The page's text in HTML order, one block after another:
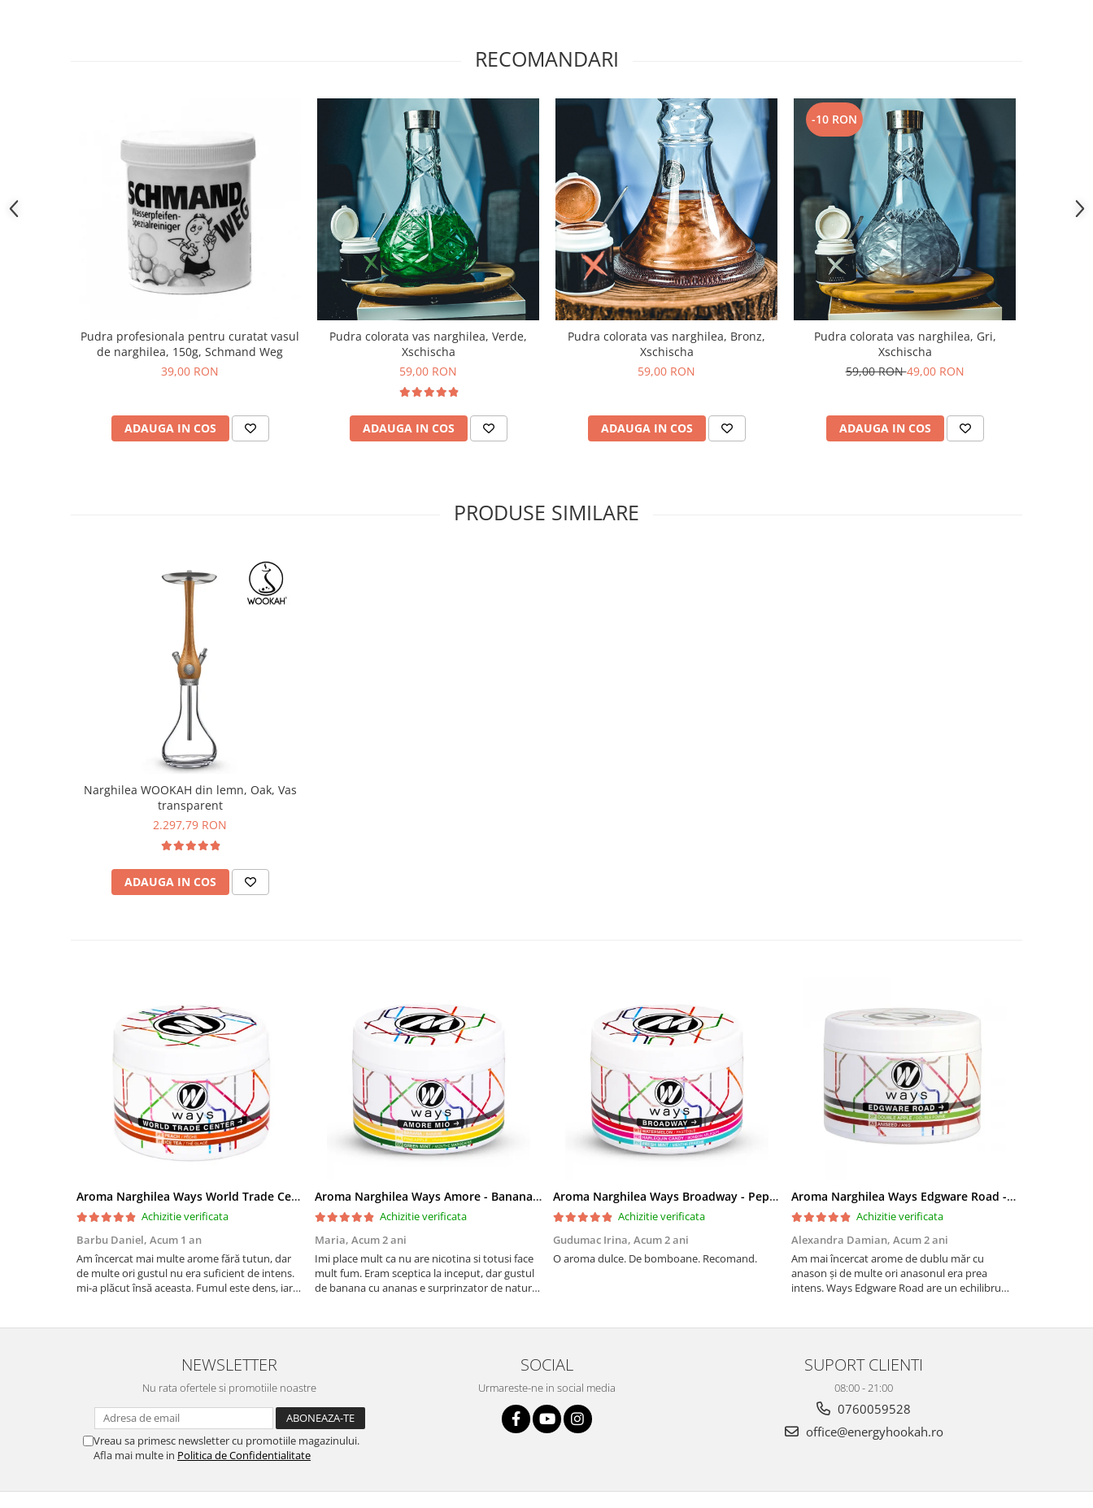
RECOMANDARI
Pudra profesionala pentru curatat vasul
de narghilea, 150g, Schmand Weg
39,00 RON
ADAUGA IN COS
Pudra colorata vas narghilea, Verde,
Xschischa
59,00 RON
ADAUGA IN COS
Pudra colorata vas narghilea, Bronz,
Xschischa
59,00 RON
ADAUGA IN COS
-10 RON
Pudra colorata vas narghilea, Gri,
Xschischa
59,00 RON49,00 RON
ADAUGA IN COS
PRODUSE SIMILARE
Narghilea WOOKAH din lemn, Oak, Vas
transparent
2.297,79 RON
ADAUGA IN COS
Aroma Narghilea Ways World Trade Center - Piersica cu Ice Tea, 200gr
Achizitie verificata
Barbu Daniel, Acum 1 an
Am încercat mai multe arome fără tutun, dar
de multe ori gustul nu era suficient de intens.
mi-a plăcut însă aceasta. Fumul este dens, iar
de sati...
Aroma Narghilea Ways Amore - Banana, Ananas si Menta, 200gr
Achizitie verificata
Maria, Acum 2 ani
Imi place mult ca nu are nicotina si totusi face
mult fum. Eram sceptica la inceput, dar gustul
de banana cu ananas e surprinzator de natural
Aroma Narghilea Ways Broadway - Pepene Rosu, Bomboane, Menta, 200g
Achizitie verificata
Gudumac Irina, Acum 2 ani
O aroma dulce. De bomboane. Recomand.
Aroma Narghilea Ways Edgware Road - Dublu Mar cu anison, 200gr
Achizitie verificata
Alexandra Damian, Acum 2 ani
Am mai încercat arome de dublu măr cu
anason și de multe ori anasonul era prea
intens. Ways Edgware Road are un echilibru
copleșitor. Reco...
NEWSLETTER
Nu rata ofertele si promotiile noastre
Vreau sa primesc newsletter cu promotiile magazinului.
Afla mai multe in Politica de Confidentialitate
SOCIAL
Urmareste-ne in social media
SUPORT CLIENTI
08:00 - 21:00
0760059528
office@energyhookah.ro